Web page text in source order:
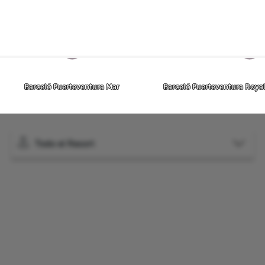
Todo el Resort
Barceló Fuerteventura Mar Barceló Fuerteventura